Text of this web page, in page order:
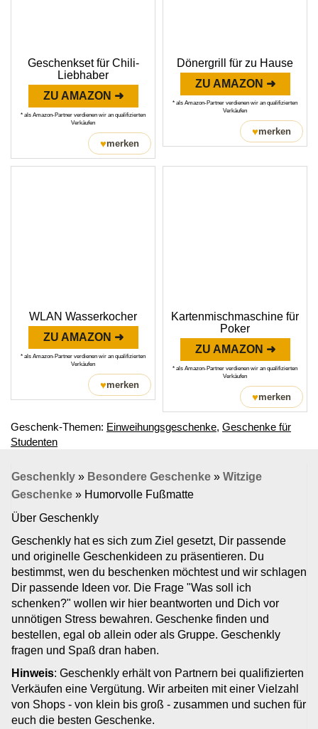
Geschenkset für Chili-
Liebhaber
ZU AMAZON ➜
* als Amazon-Partner verdienen wir an qualifizierten
Verkäufen
♥merken
Dönergrill für zu Hause
ZU AMAZON ➜
* als Amazon-Partner verdienen wir an qualifizierten
Verkäufen
♥merken
WLAN Wasserkocher
ZU AMAZON ➜
* als Amazon-Partner verdienen wir an qualifizierten
Verkäufen
♥merken
Kartenmischmaschine für
Poker
ZU AMAZON ➜
* als Amazon-Partner verdienen wir an qualifizierten
Verkäufen
♥merken
Geschenk-Themen: Einweihungsgeschenke, Geschenke für
Studenten
Geschenkly » Besondere Geschenke » Witzige
Geschenke » Humorvolle Fußmatte
Über Geschenkly
Geschenkly hat es sich zum Ziel gesetzt, Dir passende
und originelle Geschenkideen zu präsentieren. Du
bestimmst, wen du beschenken möchtest und wir schlagen
Dir passende Ideen vor. Die Frage "Was soll ich
schenken?" wollen wir hier beantworten und Dich vor
unnötigen Stress bewahren. Geschenke finden und
bestellen, egal ob allein oder als Gruppe. Geschenkly
fragen und Spaß dran haben.
Hinweis: Geschenkly erhält von Partnern bei qualifizierten
Verkäufen eine Vergütung. Wir arbeiten mit einer Vielzahl
von Shops - von klein bis groß - zusammen und suchen für
euch die besten Geschenke.